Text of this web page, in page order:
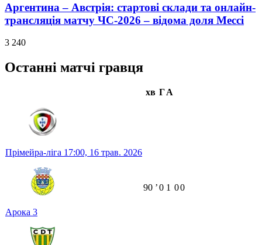
Аргентина – Австрія: стартові склади та онлайн-
трансляція матчу ЧС-2026 – відома доля Мессі
3 240
Останні матчі гравця
хв ГА
Прімейра-ліга 17:00, 16 трав. 2026
Арока 3
90 ʼ0 1 00